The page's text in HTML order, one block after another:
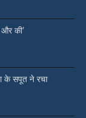
की’
के सपूत ने रचा